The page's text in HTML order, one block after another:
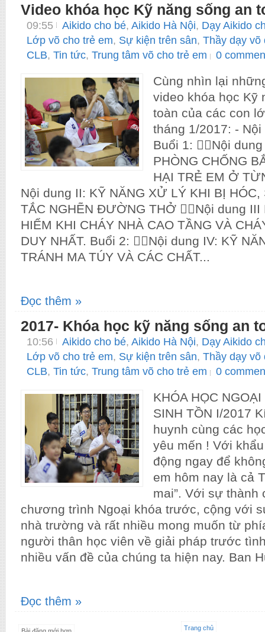
Video khóa học Kỹ năng sống an
09:55 Aikido cho bé, Aikido Hà Nội, Dạy Aikido
Lớp võ cho trẻ em, Sự kiện trên sân, Thầy dạy võ
CLB, Tin tức, Trung tâm võ cho trẻ em 0
Cùng nhìn lại
video khóa học Kỹ
toàn của các con
tháng 1/2017: -
Buổi 1: 👉🏻Nội
PHÒNG CHỐNG
HẠI TRẺ EM Ở
Nội dung II: KỸ NĂNG XỬ LÝ KHI BỊ HÓC,
TẮC NGHẼN ĐƯỜNG THỞ 👉🏻Nội dung
HIỂM KHI CHÁY NHÀ CAO TẦNG VÀ
DUY NHẤT. Buổi 2: 👉🏻Nội dung IV: KỸ
TRÁNH MA TÚY VÀ CÁC CHẤT...
Đọc thêm »
2017- Khóa học kỹ năng sống an
10:56 Aikido cho bé, Aikido Hà Nội, Dạy Aikido
Lớp võ cho trẻ em, Sự kiện trên sân, Thầy dạy võ
CLB, Tin tức, Trung tâm võ cho trẻ em 0
KHÓA HỌC
SINH TỒN I/2017
huynh cùng các
yêu mến ! Với
động ngay để
em hôm nay là cả
mai”. Với sự thành
chương trình Ngoại khóa trước, cộng với
nhà trường và rất nhiều mong muốn từ
người thân học viên về giải pháp trước
nhiều vấn đề của chúng ta hiện nay. Ban
Đọc thêm »
Bài đăng mới hơn Trang chủ